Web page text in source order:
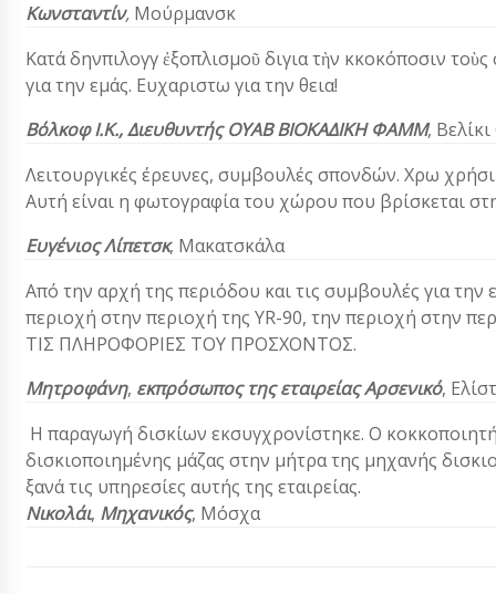
Κωνσταντίν, Μούρμανσκ
Κατά δηνπιλογγ ἐξοπλισμοῦ διγια τὴν κκοκόποσιν
για την εμάς. Ευχαριστω για την θεια!
Βόλκοφ Ι.Κ.,ΔιευθυντήςΟΥΑΒ ΒΙΟΚΑΔΙΚΗ ΦΑMΜ,
Λειτουργικές έρευνες, συμβουλές σπονδών. Χρω
Αυτή είναι η φωτογραφία του χώρου που βρίσκεται
Ευγένιος Λίπετσκ, Μακατσκάλα
Από την αρχή της περιόδου και τις συμβουλές για
περιοχή στην περιοχή της YR-90, την περιοχή στην
ΤΙΣ ΠΛΗΡΟΦΟΡΙΕΣ ΤΟΥ ΠΡΟΣΧΟΝΤΟΣ.
Μητροφάνη, εκπρόσωπος της εταιρείαςΑρσενικό,
Η παραγωγή δισκίων εκσυγχρονίστηκε. Ο
δισκιοποιημένης μάζας στην μήτρα της μηχανής
ξανά τις υπηρεσίες αυτής της εταιρείας.
Νικολάι, Μηχανικός, Μόσχα